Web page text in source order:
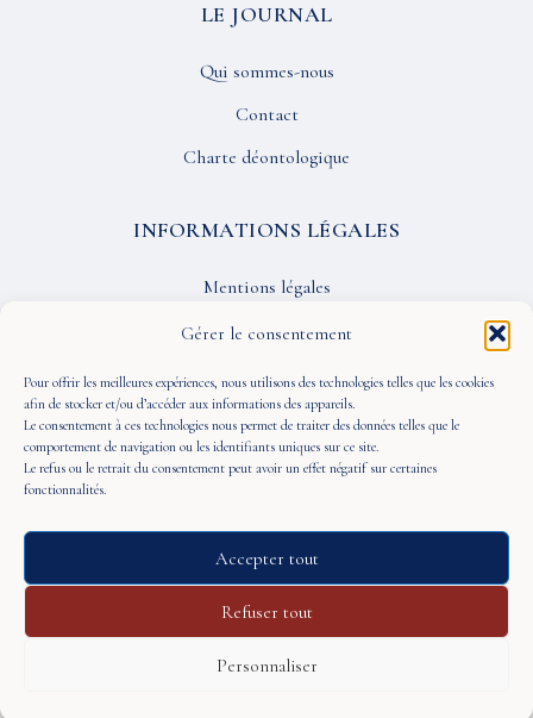
Gérer le consentement
Pour offrir les meilleures expériences, nous utilisons des technologies telles que les cookies
afin de stocker et/ou d’accéder aux informations des appareils.
Le consentement à ces technologies nous permet de traiter des données telles que le
comportement de navigation ou les identifiants uniques sur ce site.
Le refus ou le retrait du consentement peut avoir un effet négatif sur certaines
fonctionnalités.
Accepter tout
Refuser tout
Personnaliser
LE JOURNAL
Qui sommes-nous
Contact
Charte déontologique
INFORMATIONS LÉGALES
Mentions légales
Confidentialité
CGU
SUIVEZ-NOUS
© 2026 À Portée de Vue — Tous droits réservés